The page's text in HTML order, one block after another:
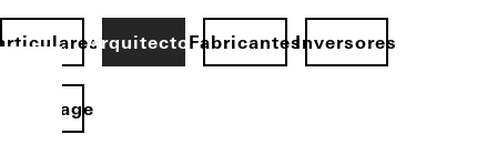
ArquitectosFabricantesInversores